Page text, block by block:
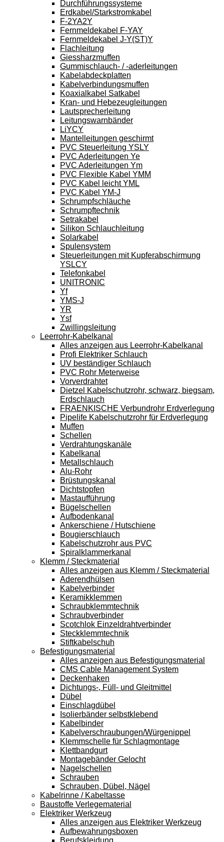
Durchführungssysteme
Erdkabel/Starkstromkabel
F-2YA2Y
Fernmeldekabel F-YAY
Fernmeldekabel J-Y(ST)Y
Flachleitung
Giessharzmuffen
Gummischlauch- / -aderleitungen
Kabelabdeckplatten
Kabelverbindungsmuffen
Koaxialkabel Satkabel
Kran- und Hebezeugleitungen
Lautsprecherleitung
Leitungswarnbänder
LiYCY
Mantelleitungen geschirmt
PVC Steuerleitung YSLY
PVC Aderleitungen Ye
PVC Aderleitungen Ym
PVC Flexible Kabel YMM
PVC Kabel leicht YML
PVC Kabel YM-J
Schrumpfschläuche
Schrumpftechnik
Setrakabel
Silikon Schlauchleitung
Solarkabel
Spulensystem
Steuerleitungen mit Kupferabschirmung
YSLCY
Telefonkabel
UNITRONIC
Yf
YMS-J
YR
Ysf
Zwillingsleitung
Leerrohr-Kabelkanal
Alles anzeigen aus Leerrohr-Kabelkanal
Profi Elektriker Schlauch
UV beständiger Schlauch
PVC Rohr Meterweise
Vorverdrahtet
Dietzel Kabelschutzrohr, schwarz, biegsam,
Erdschlauch
FRAENKISCHE Verbundrohr Erdverlegung
Pipelife Kabelschutzrohr für Erdverlegung
Muffen
Schellen
Verdrahtungskanäle
Kabelkanal
Metallschlauch
Alu-Rohr
Brüstungskanal
Dichtstopfen
Mastaufführung
Bügelschellen
Aufbodenkanal
Ankerschiene / Hutschiene
Bougierschlauch
Kabelschutzrohr aus PVC
Spiralklammerkanal
Klemm / Steckmaterial
Alles anzeigen aus Klemm / Steckmaterial
Aderendhülsen
Kabelverbinder
Keramikklemmen
Schraubklemmtechnik
Schraubverbinder
Scotchlok Einzeldrahtverbinder
Steckklemmtechnik
Stiftkabelschuh
Befestigungsmaterial
Alles anzeigen aus Befestigungsmaterial
CMS Cable Management System
Deckenhaken
Dichtungs-, Füll- und Gleitmittel
Dübel
Einschlagdübel
Isolierbänder selbstklebend
Kabelbinder
Kabelverschraubungen/Würgenippel
Klemmschelle für Schlagmontage
Klettbandgurt
Montagebänder Gelocht
Nagelschellen
Schrauben
Schrauben, Dübel, Nägel
Kabelrinne / Kabeltasse
Baustoffe Verlegematerial
Elektriker Werkzeug
Alles anzeigen aus Elektriker Werkzeug
Aufbewahrungsboxen
Berufskleidung